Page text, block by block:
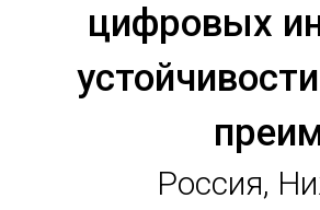
цифровых
Россия,